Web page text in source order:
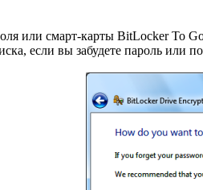
или смарт-карты BitLocker To
если вы забудете пароль или